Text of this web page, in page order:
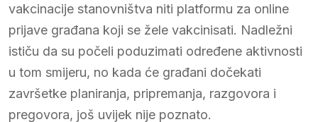
vakcinacije stanovništva niti platformu za online
prijave građana koji se žele vakcinisati. Nadležni
ističu da su počeli poduzimati određene aktivnosti
u tom smijeru, no kada će građani dočekati
završetke planiranja, pripremanja, razgovora i
pregovora, još uvijek nije poznato.